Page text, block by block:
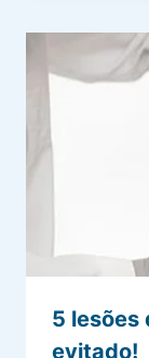
5 lesões
evitado!